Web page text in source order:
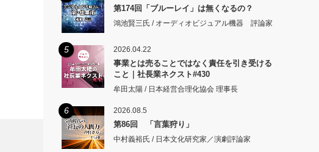
第174回「ブルーレイ」は無くなるの？
鴻池賢三氏 / オーディオビジュアル機器 評論家
5 2026.04.22
事業とは売ることではなく責任を引き受ける
こと｜社長業ネクスト#430
牟田太陽 / 日本経営合理化協会 理事長
6 2026.08.5
第86回 「言葉狩り」
中村義裕氏 / 日本文化研究家／演劇評論家